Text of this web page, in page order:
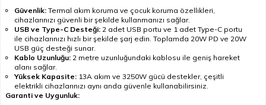
Güvenlik: Termal akım koruma ve çocuk koruma özellikleri,
cihazlarınızı güvenli bir şekilde kullanmanızı sağlar.
USB ve Type-C Desteği: 2 adet USB portu ve 1 adet Type-C portu
ile cihazlarınızı hızlı bir şekilde şarj edin. Toplamda 20W PD ve 20W
USB güç desteği sunar.
Kablo Uzunluğu: 2 metre uzunluğundaki kablosu ile geniş hareket
alanı sağlar.
Yüksek Kapasite: 13A akım ve 3250W gücü destekler, çeşitli
elektrikli cihazlarınızı aynı anda güvenle kullanabilirsiniz.
Garanti ve Uygunluk: